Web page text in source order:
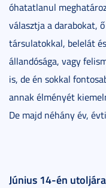
óhatatlanul
választja a darabokat,
társulatokkal, belelát
állandósága, vagy
is, de én sokkal
annak élményét
De majd néhány év,
Június 14-én utoljára